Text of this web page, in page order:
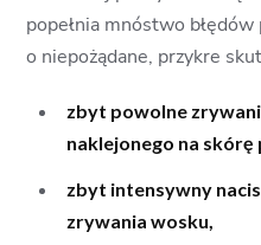
popełnia mnóstwo
o niepożądane, przykre
zbyt powolne
naklejonego na skórę
zbyt intensywny
zrywania wosku,